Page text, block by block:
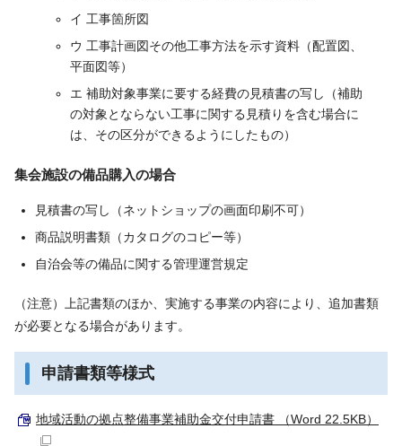
イ 工事箇所図
ウ 工事計画図その他工事方法を示す資料（配置図、
平面図等）
エ 補助対象事業に要する経費の見積書の写し（補助
の対象とならない工事に関する見積りを含む場合に
は、その区分ができるようにしたもの）
集会施設の備品購入の場合
見積書の写し（ネットショップの画面印刷不可）
商品説明書類（カタログのコピー等）
自治会等の備品に関する管理運営規定
（注意）上記書類のほか、実施する事業の内容により、追加書類
が必要となる場合があります。
申請書類等様式
地域活動の拠点整備事業補助金交付申請書 （Word 22.5KB）